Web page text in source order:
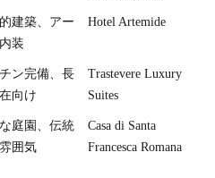
建築、アー
装
Hotel Artemide
ン完備、長
向け
Trastevere Luxury
Suites
庭園、伝統
囲気
Casa di Santa
Francesca Romana